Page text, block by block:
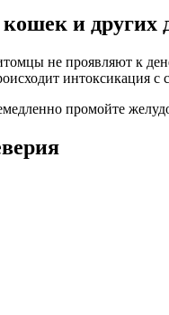
и
не проявляют к
интоксикация
промойте